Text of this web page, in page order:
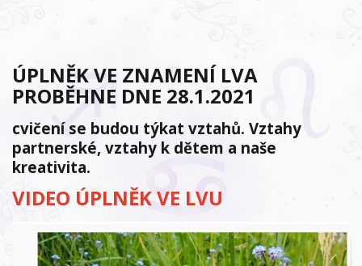
ÚPLNĚK VE ZNAMENÍ LVA
PROBĚHNE DNE 28.1.2021
cvičení se budou týkat vztahů. Vztahy
partnerské, vztahy k dětem a naše
kreativita.
VIDEO ÚPLNĚK VE LVU